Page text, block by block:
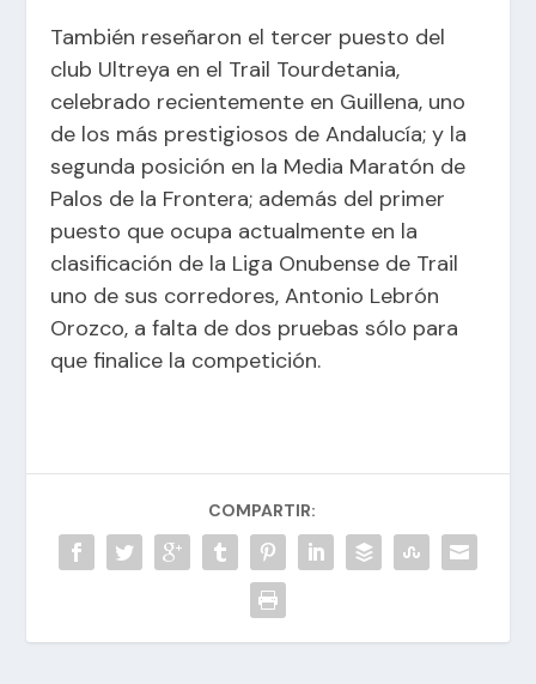
También reseñaron el tercer puesto del
club Ultreya en el Trail Tourdetania,
celebrado recientemente en Guillena, uno
de los más prestigiosos de Andalucía; y la
segunda posición en la Media Maratón de
Palos de la Frontera; además del primer
puesto que ocupa actualmente en la
clasificación de la Liga Onubense de Trail
uno de sus corredores, Antonio Lebrón
Orozco, a falta de dos pruebas sólo para
que finalice la competición.
COMPARTIR: